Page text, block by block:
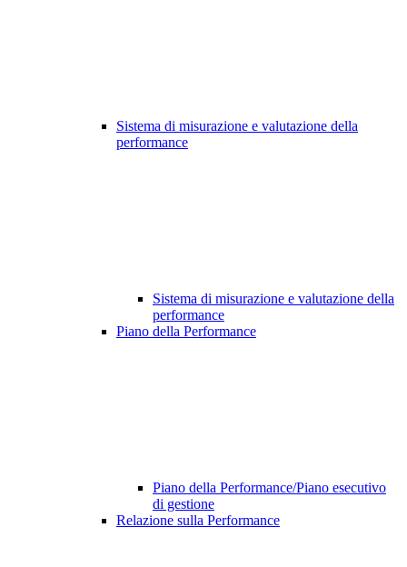
Sistema di misurazione e valutazione della
performance
Sistema di misurazione e valutazione della
performance
Piano della Performance
Piano della Performance/Piano esecutivo
di gestione
Relazione sulla Performance